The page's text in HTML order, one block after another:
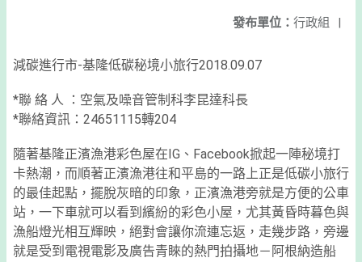
發布單位： 行政組 |
減碳進行市-基隆低碳秘境小旅行2018.09.07
*聯 絡 人 ： 空氣及噪音管制科李昆達科長
*聯絡資訊： 24651115轉204
隨著基隆正濱漁港彩色屋在IG、Facebook掀起一陣秘境打
卡熱潮，而順著正濱漁港往和平島的一路上正是低碳小旅行
的最佳起點，擺脫灰暗的印象，正濱漁港旁就是方便的公車
站，一下車就可以看到繽紛的彩色小屋，尤其黃昏時暮色與
漁船燈光相互輝映，絕對會讓你流連忘返，走幾步路，旁邊
就是受到電視電影及廣告青睞的熱門拍攝地－阿根納造船